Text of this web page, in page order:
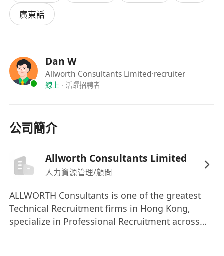
廣東話
Dan W
Allworth Consultants Limited·recruiter
線上 · 活躍招聘者
公司簡介
Allworth Consultants Limited
人力資源管理/顧問
ALLWORTH Consultants is one of the greatest
Technical Recruitment firms in Hong Kong,
specialize in Professional Recruitment across